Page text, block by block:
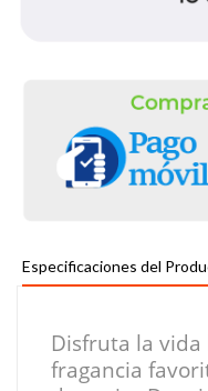
Especificaciones del
Disfruta la
fragancia